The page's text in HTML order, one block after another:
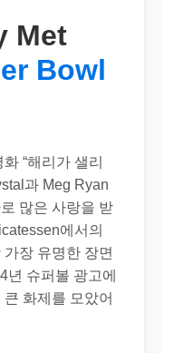
Met
Bowl
“해리가 샐리
과 Meg Ryan
많은 사랑을 받
에서의
장 유명한 장면
년 슈퍼볼 광고에
화제를 모았어